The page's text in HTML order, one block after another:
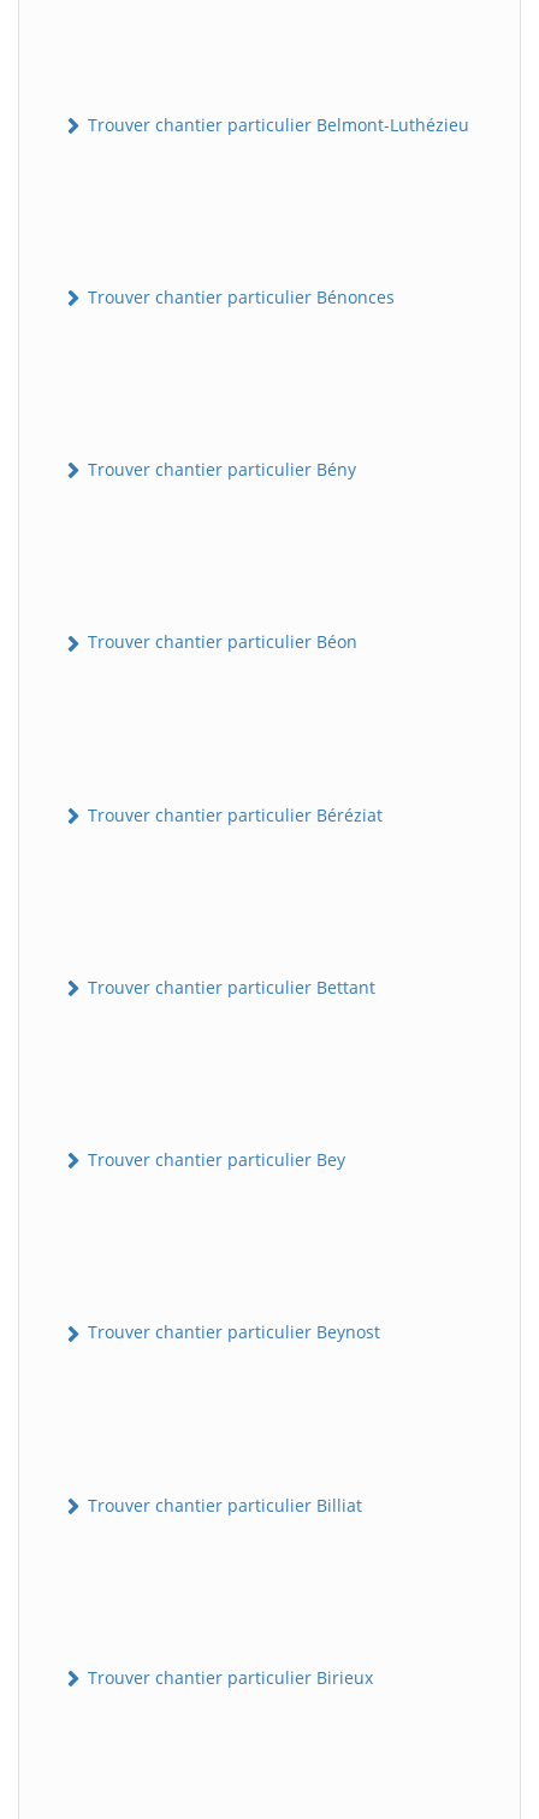
Trouver chantier particulier Belmont-Luthézieu
Trouver chantier particulier Bénonces
Trouver chantier particulier Bény
Trouver chantier particulier Béon
Trouver chantier particulier Béréziat
Trouver chantier particulier Bettant
Trouver chantier particulier Bey
Trouver chantier particulier Beynost
Trouver chantier particulier Billiat
Trouver chantier particulier Birieux